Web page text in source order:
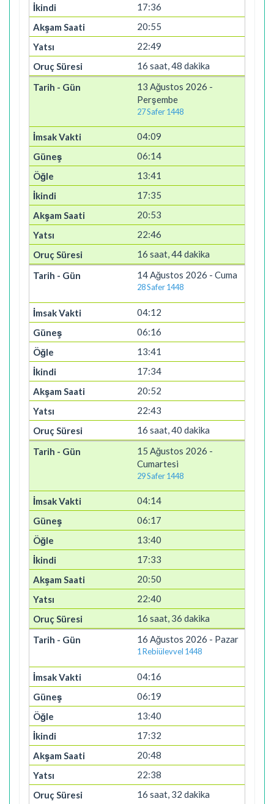
17:36
20:55
22:49
16 saat, 48 dakika
13 Ağustos 2026 -
Perşembe
27 Safer 1448
04:09
06:14
13:41
17:35
20:53
22:46
16 saat, 44 dakika
14 Ağustos 2026 - Cuma
28 Safer 1448
04:12
06:16
13:41
17:34
20:52
22:43
16 saat, 40 dakika
15 Ağustos 2026 -
Cumartesi
29 Safer 1448
04:14
06:17
13:40
17:33
20:50
22:40
16 saat, 36 dakika
16 Ağustos 2026 - Pazar
1 Rebiülevvel 1448
04:16
06:19
13:40
17:32
20:48
22:38
16 saat, 32 dakika